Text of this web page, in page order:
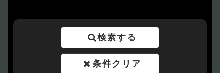
検索する
条件クリア